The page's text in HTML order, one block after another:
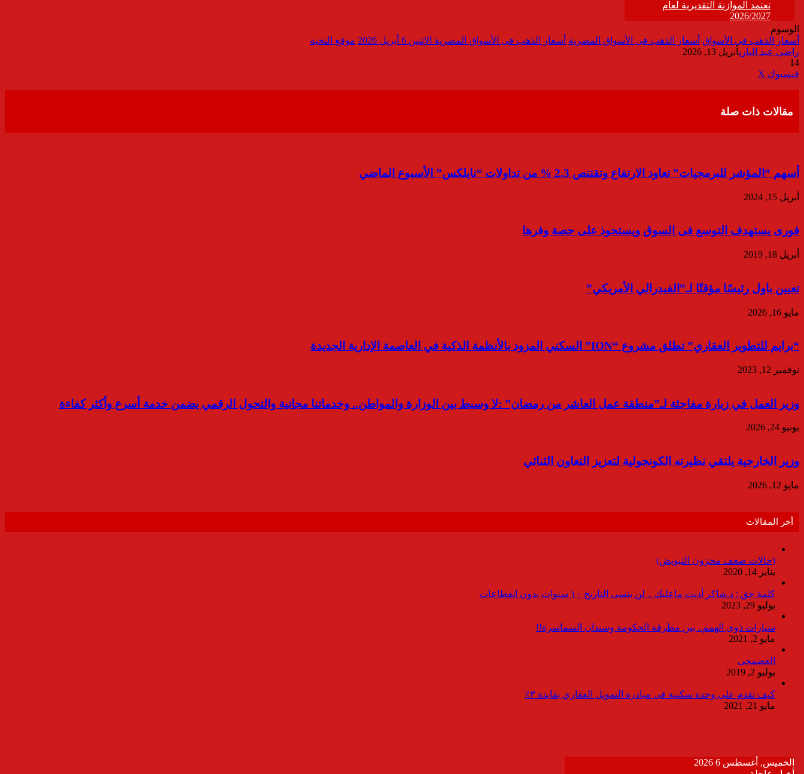
الوسوم
أسعار الذهب فى الأسواق أسعار الذهب فى الأسواق المصرية أسعار الذهب فى الأسواق المصرية الإثنين 6 أبريل 2026
موقع النخبة
راضي عبد الباريأبريل 13, 2026
14
فيسبوك ‫X
مقالات ذات صلة
أسهم “المؤشر للبرمجيات” تعاود الارتفاع وتقتنص 2.3 % من تداولات “نايلكس” الأسبوع الماضي
أبريل 15, 2024
فورى يستهدف التوسع فى السوق ويستحوذ على حصة وفرها
أبريل 18, 2019
تعيين باول رئيسًا مؤقتًا لـ”الفيدرالي الأمريكي”
مايو 16, 2026
“برايم للتطوير العقاري” تطلق مشروع “ION” السكني المزود بالأنظمة الذكية في العاصمة الإدارية الجديدة
نوفمبر 12, 2023
وزير العمل في زيارة مفاجئة لـ”منطقة عمل العاشر من رمضان” :لا وسيط بين الوزارة والمواطن.. وخدماتنا مجانية والتحول الرقمي يضمن خدمة أسرع وأكثر كفاءة
يونيو 24, 2026
وزير الخارجية يلتقي نظيرته الكونجولية لتعزيز التعاون الثنائي
مايو 12, 2026
أخر المقالات
(حالات ضعف مخزون التبويض)
يناير 14, 2020
كلمة حق : د.شاكر أديت ماعليك .. لن ينسى التاريخ ١٠ سنوات بدون انقطاعات
يوليو 29, 2023
سيارات ذوى الهمم.. بين مطرقة الحكومة وسندان السماسرة!!
مايو 2, 2021
العضمجى
يوليو 2, 2019
كيف تقدم على وحدة سكنية فى مبادرة التمويل العقاري بفايدة ٣٪
مايو 21, 2021